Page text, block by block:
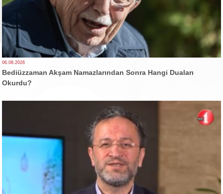
06.08.2026
Bediüzzaman Akşam Namazlarından Sonra Hangi Duaları
Okurdu?